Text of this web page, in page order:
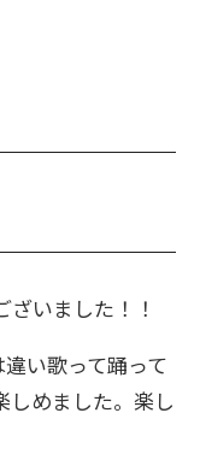
いました！！
い歌って踊って
しめました。楽し